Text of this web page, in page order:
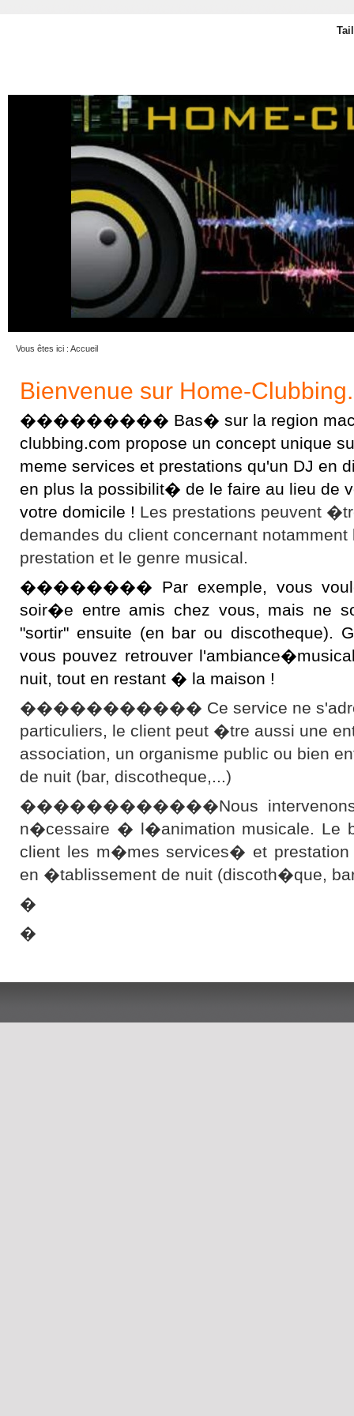
Vous êtes ici : Accueil
Bienvenue sur Home-
��������� Bas� sur la region
clubbing.com propose un concept unique
meme services et prestations qu'un DJ en
en plus la possibilit� de le faire au lieu de
votre domicile ! Les prestations peuvent
demandes du client concernant
prestation et le genre musical.
�������� Par exemple, vous
soir�e entre amis chez vous, mais ne
"sortir" ensuite (en bar ou discotheque).
vous pouvez retrouver
nuit, tout en restant � la maison !
����������� Ce service ne
particuliers, le client peut �tre aussi une
association, un organisme public ou bien
de nuit (bar, discotheque,...)
������������Nous intervenons
n�cessaire � l�animation musicale. Le
client les m�mes services� et
en �tablissement de nuit (discoth�que,
�
�